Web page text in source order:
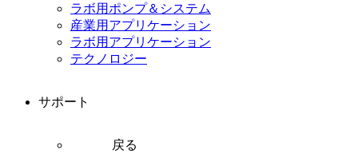
ラボ用ポンプ＆システム
産業用アプリケーション
ラボ用アプリケーション
テクノロジー
サポート
戻る